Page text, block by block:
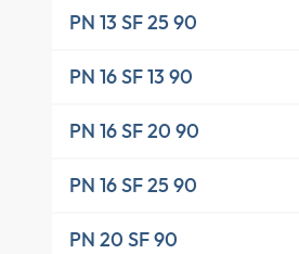
PN 13 SF 25 90
PN 16 SF 13 90
PN 16 SF 20 90
PN 16 SF 25 90
PN 20 SF 90